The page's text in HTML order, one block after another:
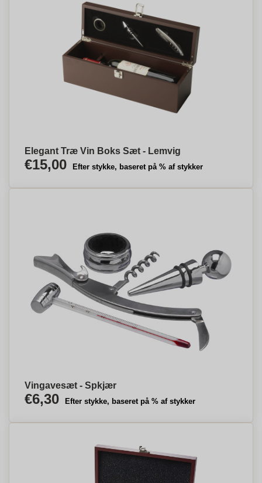
Elegant Træ Vin Boks Sæt - Lemvig
€15,00 Efter stykke, baseret på % af stykker
Vingavesæt - Spkjær
€6,30 Efter stykke, baseret på % af stykker